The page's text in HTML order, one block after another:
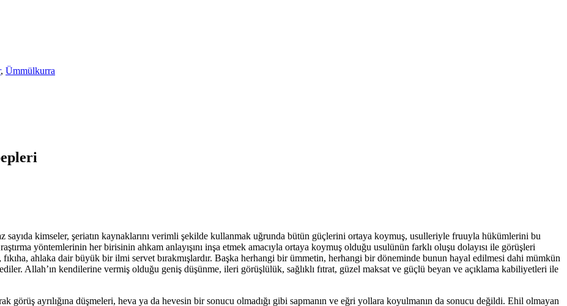
, Ümmülkurra
kimseler, şeriatın kaynaklarını verimli şekilde kullanmak uğrunda bütün güçlerini ortaya koymuş, usulleriyle fruuyla hükümlerini bu
yöntemlerinin her birisinin ahkam anlayışını inşa etmek amacıyla ortaya koymuş olduğu usulünün farklı oluşu dolayısı ile görüşleri
ahlaka dair büyük bir ilmi servet bırakmışlardır. Başka herhangi bir ümmetin, herhangi bir döneminde bunun hayal edilmesi dahi mümkün
Allah’ın kendilerine vermiş olduğu geniş düşünme, ileri görüşlülük, sağlıklı fıtrat, güzel maksat ve güçlü beyan ve açıklama kabiliyetleri ile
ayrılığına düşmeleri, heva ya da hevesin bir sonucu olmadığı gibi sapmanın ve eğri yollara koyulmanın da sonucu değildi. Ehil olmayan